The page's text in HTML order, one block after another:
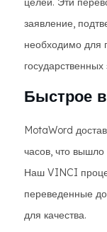
заявление,
необходимо для
Быстрое
MotaWord
часов, что
Наш VINCI
переведенные
для качества.